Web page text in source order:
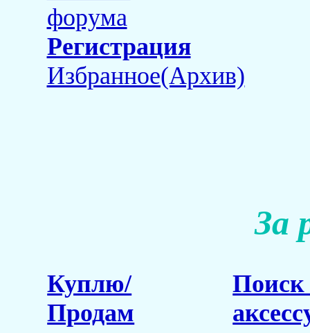
форума
Регистрация
Избранное(Архив)
За
Куплю/
Продам
Поиск